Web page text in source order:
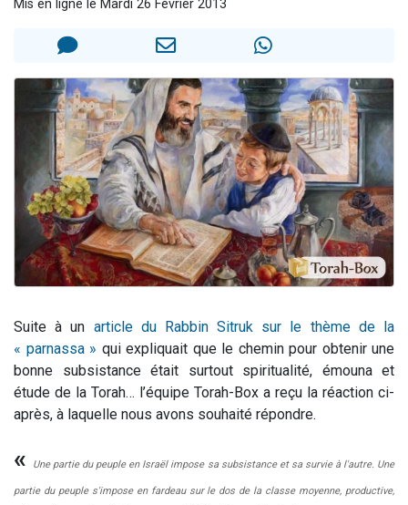
Eva vient de donner son Maasser
3 personnes viennent de nous rejoindre sur WhatsApp
3 personnes viennent de faire un don pour Événements Torah-Box
Mis en ligne le Mardi 26 Février 2013
Suite à un article du Rabbin Sitruk sur le thème de la
« parnassa » qui expliquait que le chemin pour obtenir une
bonne subsistance était surtout spiritualité, émouna et
étude de la Torah… l’équipe Torah-Box a reçu la réaction ci-
après, à laquelle nous avons souhaité répondre.
« Une partie du peuple en Israël impose sa subsistance et sa survie à l'autre. Une
partie du peuple s'impose en fardeau sur le dos de la classe moyenne, productive,